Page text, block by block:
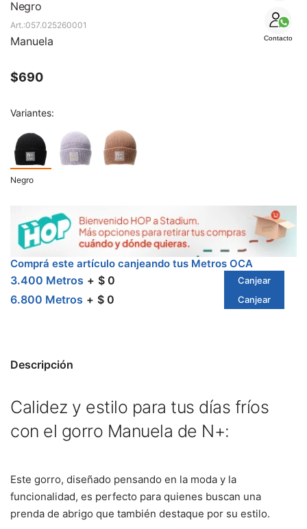
Negro
Contacto
057.025260001
Manuela
$690
Variantes:
Negro
Comprá este artículo canjeando tus Metros OCA
3.400 Metros $ 0 Canjear
6.800 Metros $ 0 Canjear
Descripción
Calidez y estilo para tus días fríos
con el gorro Manuela de N+:
Este gorro, diseñado pensando en la moda y la
funcionalidad, es perfecto para quienes buscan una
prenda de abrigo que también destaque por su estilo.